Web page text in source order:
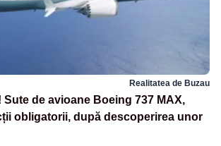
Realitatea de Buzau
de avioane Boeing 737 MAX,
obligatorii, după descoperirea unor